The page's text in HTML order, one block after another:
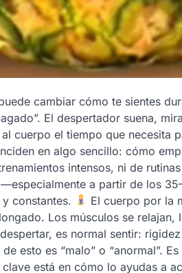
cambiar cómo te sientes
El despertador suena,
cuerpo el tiempo que necesita
en algo sencillo: cómo
intensos, ni de
a partir de los
constantes.
El cuerpo por la
Los músculos se relajan,
es normal sentir:
esto es “malo” o “anormal”.
está en cómo lo ayudas a